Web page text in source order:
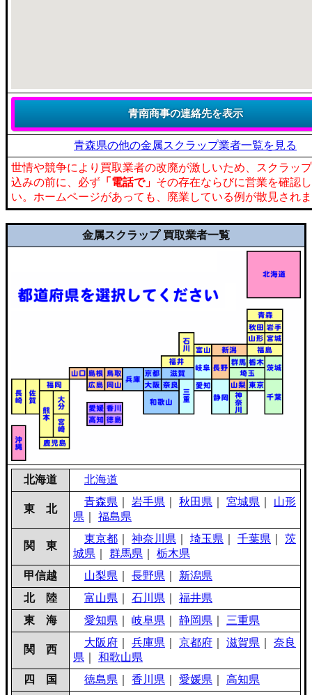
青森県の他の金属スクラップ業者一覧を見る
世情や競争により買取業者の改廃が激しいため、スクラッ
込みの前に、必ず 「電話で」 その存在ならびに営業を確認
い。ホームページがあっても、廃業している例が散見され
金属スクラップ 買取業者一覧
北海道 北海道
東 北
青森県 岩手県 秋田県 宮城県
山形
県
福島県
関 東
東京都 神奈川県 埼玉県 千葉県
茨
城県
群馬県
栃木県
甲信越
山梨県 長野県
新潟県
北 陸
富山県 石川県
福井県
東 海
愛知県 岐阜県 静岡県 三重県
関 西
大阪府 兵庫県 京都府 滋賀県
奈良
県
和歌山県
四 国
徳島県 香川県 愛媛県 高知県